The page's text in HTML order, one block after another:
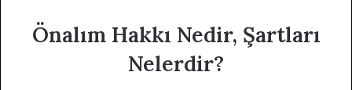
Önalım Hakkı Nedir, Şartları
Nelerdir?